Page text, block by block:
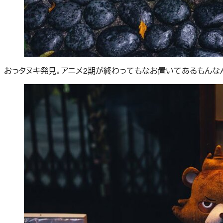
おっタヌキ発見。アニメ2期が終わってもなお置いてあるもん